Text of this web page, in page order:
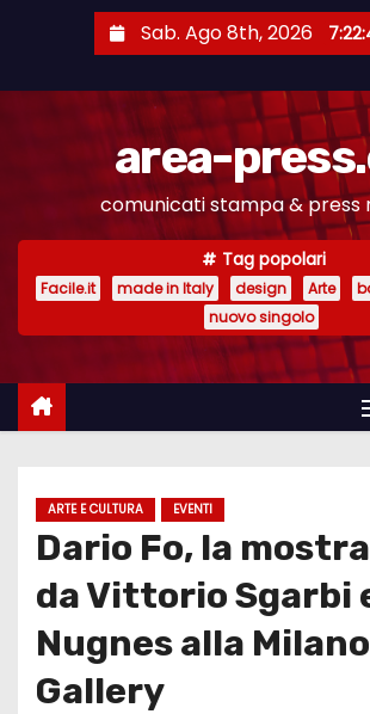
e
Sab. Ago 8th, 2026
area-
comunicati stampa & press
Tag popolari
Facile.it made in Italy design Arte
nuovo singolo
ARTE E CULTURA EVENTI
Dario Fo, la
da Vittorio Sgarbi
Nugnes alla
Gallery